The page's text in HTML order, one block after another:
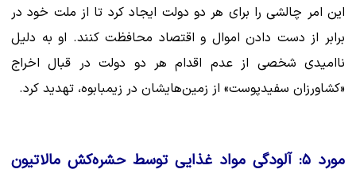
این امر چالشی را برای هر دو دولت ایجاد کرد تا از ملت خود در
برابر از دست دادن اموال و اقتصاد محافظت کنند. او به دلیل
ناامیدی شخصی از عدم اقدام هر دو دولت در قبال اخراج
«کشاورزان سفیدپوست» از زمین‌هایشان در زیمبابوه، تهدید کرد.
مورد ۵: آلودگی مواد غذایی توسط حشره‌کش مالاتیون